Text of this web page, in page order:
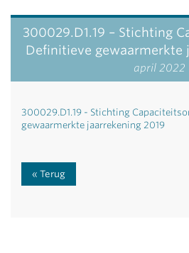
300029.D1.19 – Stichting
Definitieve gewaarmerkte
april 2022
300029.D1.19 - Stichting
gewaarmerkte jaarrekening 2019
Terug